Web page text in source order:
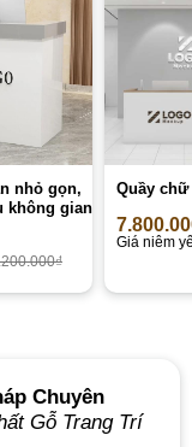
nhỏ gọn,
không gian
₫
Quầy
Giá niêm
Chuyên
Gỗ Trang Trí